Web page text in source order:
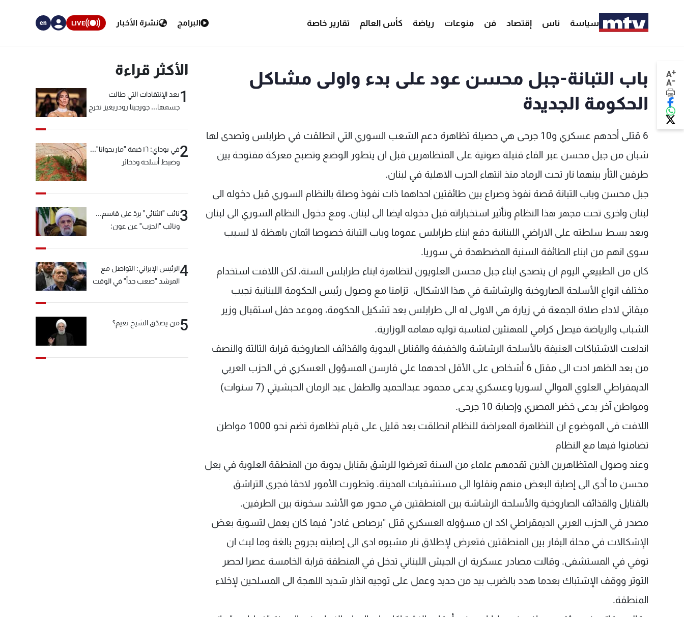
سياسة ناس إقتصاد فن منوعات رياضة كأس العالم تقارير خاصة البرامج نشرة الأخبار LIVE
en
A+
A-
باب التبانة-جبل محسن عود على بدء واولى مشاكل
الحكومة الجديدة
6 قتلى أحدهم عسكري و10 جرحى هي حصيلة تظاهرة دعم الشعب السوري التي انطلقت في طرابلس وتصدى لها
شبان من جبل محسن عبر القاء قنبلة صوتية على المتظاهرين قبل ان يتطور الوضع وتصبح معركة مفتوحة بين
طرفين الثأر بينهما نار تحت الرماد منذ انتهاء الحرب الاهلية في لبنان.
جبل محسن وباب التبانة قصة نفوذ وصراع بين طائفتين احداهما ذات نفوذ وصلة بالنظام السوري قبل دخوله الى
لبنان واخرى تحت مجهر هذا النظام وتأثير استخباراته قبل دخوله ايضا الى لبنان. ومع دخول النظام السوري الى لبنان
وبعد بسط سلطته على الاراضي اللبنانية دفع ابناء طرابلس عموما وباب التبانة خصوصا اثمان باهظة لا لسبب
سوى انهم من ابناء الطائفة السنية المضطهدة في سوريا.
كان من الطبيعي اليوم ان يتصدى ابناء جبل محسن العلويون لتظاهرة ابناء طرابلس السنة، لكن اللافت استخدام
مختلف انواع الأسلحة الصاروخية والرشاشة في هذا الاشكال، تزامنا مع وصول رئيس الحكومة اللبنانية نجيب
ميقاتي لاداء صلاة الجمعة في زيارة هي الاولى له الى طرابلس بعد تشكيل الحكومة، وموعد حفل استقبال وزير
الشباب والرياضة فيصل كرامي للمهنئين لمناسبة توليه مهامه الوزارية.
اندلعت الاشتباكات العنيفة بالأسلحة الرشاشة والخفيفة والقنابل اليدوية والقذائف الصاروخية قرابة الثالثة والنصف
من بعد الظهر ادت الى مقتل 6 أشخاص على الأقل احدهما علي فارسن المسؤول العسكري في الحزب العربي
الديمقراطي العلوي الموالي لسوريا وعسكري يدعى محمود عبدالحميد والطفل عبد الرمان الحبشيتي (7 سنوات)
ومواطن آخر يدعى خضر المصري وإصابة 10 جرحى.
اللافت في الموضوع ان التظاهرة المعراضة للنظام انطلقت بعد قليل على قيام تظاهرة تضم نحو 1000 مواطن
تضامنوا فيها مع النظام
وعند وصول المتظاهرين الذين تقدمهم علماء من السنة تعرضوا للرشق بقنابل يدوية من المنطقة العلوية في بعل
محسن ما أدى الى إصابة البعض منهم ونقلوا الى مستشفيات المدينة. وتطورت الأمور لاحقا فجرى التراشق
بالقنايل والقذائف الصاروخية والأسلحة الرشاشة بين المنطقتين في محور هو الأشد سخونة بين الطرفين.
مصدر في الحزب العربي الديمقراطي اكد ان مسؤوله العسكري قتل "برصاص غادر" فيما كان يعمل لتسوية بعض
الإشكالات في محلة البقار بين المنطقتين فتعرض لإطلاق نار مشبوه ادى الى إصابته بجروح بالغة وما لبث ان
توفي في المستشفى. وقالت مصادر عسكرية ان الجيش اللبناني تدخل في المنطقة قرابة الخامسة عصرا لحصر
التوتر ووقف الإشتباك بعدما هدد بالضرب بيد من حديد وعمل على توجيه انذار شديد اللهجة الى المسلحين لإخلاء
المنطقة.
الأكثر قراءة
1بعد الإنتقادات التي طالت
جسمها... جورجينا رودريغيز تخرج
2
في بوداي: ١٦ خيمة "ماريجوانا"...
وضبط أسلحة وذخائر
3نائب "الثنائي" يردّ على قاسم...
ونائب "الحزب" عن عون:
4الرئيس الإيراني: التواصل مع
المرشد "صعب جداً" في الوقت
5من يصدّق الشيخ نعيم؟